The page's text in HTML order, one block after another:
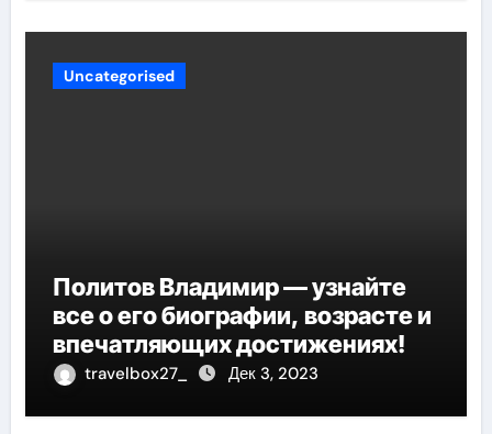
Uncategorised
Политов Владимир — узнайте
все о его биографии, возрасте и
впечатляющих достижениях!
travelbox27_ Дек 3, 2023